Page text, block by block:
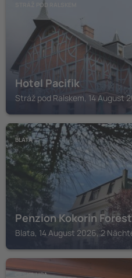
STRÁŽ POD RALSKEM
Hotel Pacifik
Stráž pod Ralskem, 14 August
BLATA
Penzion Kokorin
Blata, 14 August 2026, 2
CESKA LIPA